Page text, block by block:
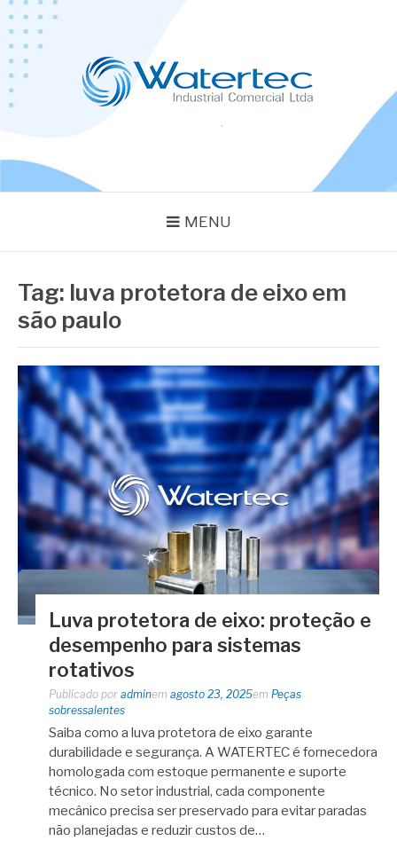
Pular
para
conteúdo
MENU
Tag: luva protetora de eixo em
são paulo
Luva protetora de eixo: proteção e
desempenho para sistemas
rotativos
Publicado por adminem agosto 23, 2025em Peças
sobressalentes
Saiba como a luva protetora de eixo garante
durabilidade e segurança. A WATERTEC é fornecedora
homologada com estoque permanente e suporte
técnico. No setor industrial, cada componente
mecânico precisa ser preservado para evitar paradas
não planejadas e reduzir custos de…